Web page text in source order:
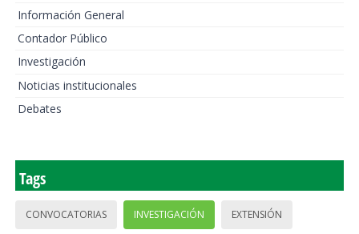
Información General
Contador Público
Investigación
Noticias institucionales
Debates
Tags
CONVOCATORIAS INVESTIGACIÓN EXTENSIÓN